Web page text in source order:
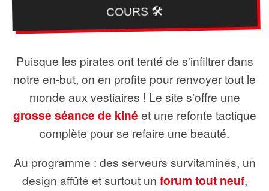
COURS 🛠️
Puisque les pirates ont tenté de s'infiltrer dans
notre en-but, on en profite pour renvoyer tout le
monde aux vestiaires ! Le site s'offre une
grosse séance de kiné et une refonte tactique
complète pour se refaire une beauté.
Au programme : des serveurs survitaminés, un
design affûté et surtout un forum tout neuf,